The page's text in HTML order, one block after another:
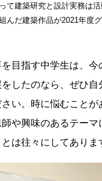
て建築研究と設計実務は
んだ建築作品が2021年度
目指す中学生は、
したのなら、ぜひ自
さい。時に悩むこと
や興味のあるテーマ
は往々にしてありま